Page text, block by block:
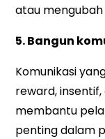
atau
5. Bangun
Komunikasi
reward,
membantu
penting dalam